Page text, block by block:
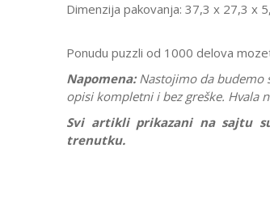
Dimenzija pakovanja: 37,3 x 27,3 x
Ponudu puzzli od 1000 delova
Napomena: Nastojimo da budemo
opisi kompletni i bez greške. Hvala
Svi artikli prikazani na sajtu
trenutku.